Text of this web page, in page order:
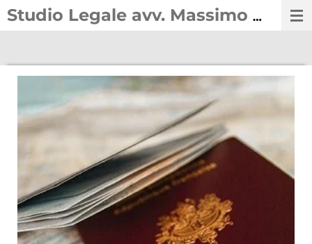
Vai
al
principale
Studio Legale avv. Massimo Macor